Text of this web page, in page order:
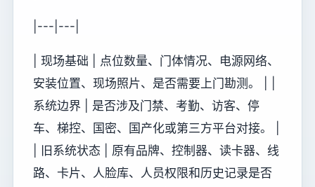
|---|---|
| 现场基础 | 点位数量、门体情况、电源网络、
安装位置、现场照片、是否需要上门勘测。 | |
系统边界 | 是否涉及门禁、考勤、访客、停
车、梯控、国密、国产化或第三方平台对接。 |
| 旧系统状态 | 原有品牌、控制器、读卡器、线
路、卡片、人脸库、人员权限和历史记录是否